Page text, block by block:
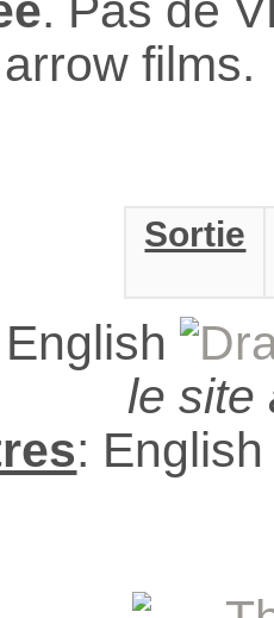
films.
Sortie
English
le site
: